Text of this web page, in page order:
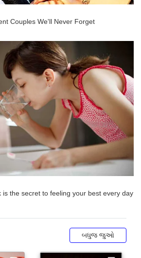
બધુજ જુઓ